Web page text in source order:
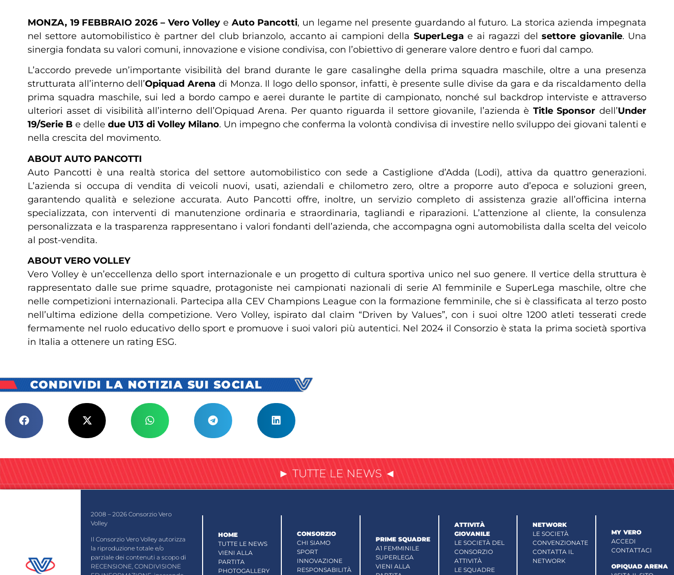
MONZA, 19 FEBBRAIO 2026 – Vero Volley e Auto Pancotti, un legame nel presente guardando al futuro. La storica azienda impegnata
nel settore automobilistico è partner del club brianzolo, accanto ai campioni della SuperLega e ai ragazzi delsettore giovanile. Una
sinergia fondata su valori comuni, innovazione e visione condivisa, con l’obiettivo di generare valore dentro e fuori dal campo.
L’accordo prevede un’importante visibilità del brand durante le gare casalinghe della prima squadra maschile, oltre a una presenza
strutturata all’interno dell’Opiquad Arena di Monza. Il logo dello sponsor, infatti, è presente sulle divise da gara e da riscaldamento della
prima squadra maschile, sui led a bordo campo e aerei durante le partite di campionato, nonché sul backdrop interviste e attraverso
ulteriori asset di visibilità all’interno dell’Opiquad Arena. Per quanto riguarda il settore giovanile, l’azienda è Title Sponsor dell’Under
19/Serie B e delle due U13 di Volley Milano. Un impegno che conferma la volontà condivisa di investire nello sviluppo dei giovani talenti e
nella crescita del movimento.
ABOUT AUTO PANCOTTI
Auto Pancotti è una realtà storica del settore automobilistico con sede a Castiglione d’Adda (Lodi), attiva da quattro generazioni.
L’azienda si occupa di vendita di veicoli nuovi, usati, aziendali e chilometro zero, oltre a proporre auto d’epoca e soluzioni green,
garantendo qualità e selezione accurata. Auto Pancotti offre, inoltre, un servizio completo di assistenza grazie all’officina interna
specializzata, con interventi di manutenzione ordinaria e straordinaria, tagliandi e riparazioni. L’attenzione al cliente, la consulenza
personalizzata e la trasparenza rappresentano i valori fondanti dell’azienda, che accompagna ogni automobilista dalla scelta del veicolo
al post-vendita.
ABOUT VERO VOLLEY
Vero Volley è un’eccellenza dello sport internazionale e un progetto di cultura sportiva unico nel suo genere. Il vertice della struttura è
rappresentato dalle sue prime squadre, protagoniste nei campionati nazionali di serie A1 femminile e SuperLega maschile, oltre che
nelle competizioni internazionali. Partecipa alla CEV Champions League con la formazione femminile, che si è classificata al terzo posto
nell’ultima edizione della competizione. Vero Volley, ispirato dal claim “Driven by Values”, con i suoi oltre 1200 atleti tesserati crede
fermamente nel ruolo educativo dello sport e promuove i suoi valori più autentici. Nel 2024 il Consorzio è stata la prima società sportiva
in Italia a ottenere un rating ESG.
CONDIVIDI LA NOTIZIA SUI SOCIAL
► TUTTE LE NEWS ◄
2008 – 2026 Consorzio Vero
Volley
Il Consorzio Vero Volley autorizza
la riproduzione totale e/o
parziale dei contenuti a scopo di
RECENSIONE, CONDIVISIONE
HOME
TUTTE LE NEWS
VIENI ALLA
PARTITA
PHOTOGALLERY
CONSORZIO
CHI SIAMO
SPORT
INNOVAZIONE
RESPONSABILITÀ
PRIME SQUADRE
A1 FEMMINILE
SUPERLEGA
VIENI ALLA
ATTIVITÀ
GIOVANILE
LE SOCIETÀ DEL
CONSORZIO
ATTIVITÀ
LE SQUADRE
NETWORK
LE SOCIETÀ
CONVENZIONATE
CONTATTA IL
NETWORK
MY VERO
ACCEDI
CONTATTACI
OPIQUAD ARENA